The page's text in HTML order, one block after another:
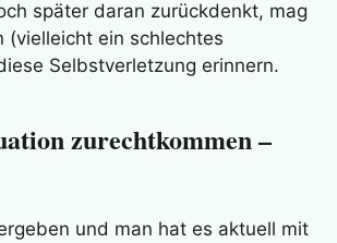
später daran zurückdenkt, mag
(vielleicht ein schlechtes
Selbstverletzung erinnern.
zurechtkommen –
und man hat es aktuell mit